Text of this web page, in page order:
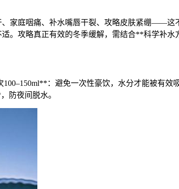
、家庭咽痛、补水嘴唇干裂、攻略皮肤紧绷——
。攻略真正有效的冬季缓解，需结合**科学补
：避免一次性豪饮，水分才能被有效
防夜间脱水。